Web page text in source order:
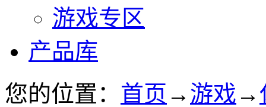
游戏专区
产品库
您的位置： 首页 → 游戏 →